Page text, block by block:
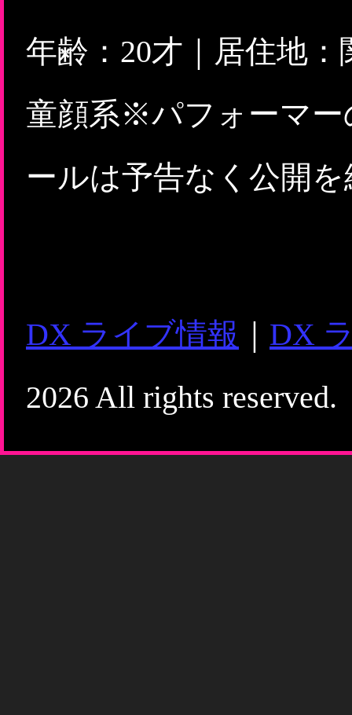
年齢：20才｜居住地
童顔系※パフォーマー
ールは予告なく公開
DX ライブ情報
DX
2026 All rights reserved.